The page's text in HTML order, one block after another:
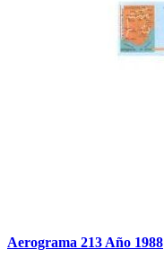
Aerograma 213 Año 1988